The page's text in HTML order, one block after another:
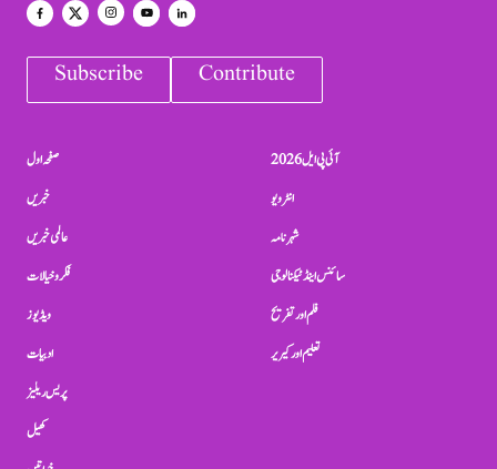
Subscribe Contribute
صفحہ اول
خبریں
عالمی خبریں
فکر و خیالات
ویڈیوز
ادبیات
پریس ریلیز
کھیل
آئی پی ایل 2026
انٹرویو
شہرنامہ
سائنس اینڈ ٹیکنالوجی
فلم اور تفریح
تعلیم اور کیریر